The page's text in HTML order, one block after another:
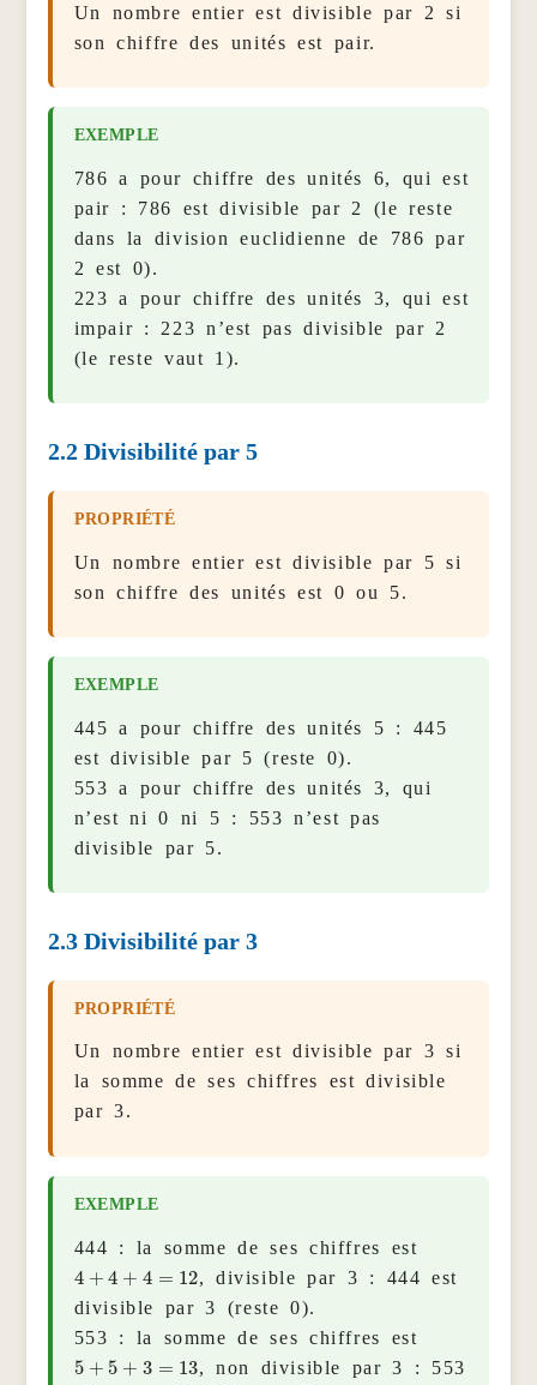
Un nombre entier est divisible par 2 si
son chiffre des unités est pair.
786 a pour chiffre des unités 6, qui est
pair : 786 est divisible par 2 (le reste
dans la division euclidienne de 786 par
2 est 0).
223 a pour chiffre des unités 3, qui est
impair : 223 n’est pas divisible par 2
(le reste vaut 1).
2.2Divisibilité par 5
Un nombre entier est divisible par 5 si
son chiffre des unités est 0 ou 5.
445 a pour chiffre des unités 5 : 445
est divisible par 5 (reste 0).
553 a pour chiffre des unités 3, qui
n’est ni 0 ni 5 : 553 n’est pas
divisible par 5.
2.3Divisibilité par 3
Un nombre entier est divisible par 3 si
la somme de ses chiffres est divisible
par 3.
444 : la somme de ses chiffres est
4 + =
, divisible par 3 : 444 est
divisible par 3 (reste 0).
553 : la somme de ses chiffres est
5 5+ =
, non divisible par 3 : 553